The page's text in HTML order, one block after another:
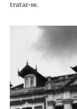
tratar-se.